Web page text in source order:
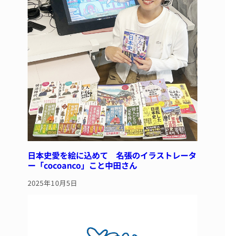
日本史愛を絵に込めて 名張のイラストレータ
ー「cocoanco」こと中田さん
2025年10月5日